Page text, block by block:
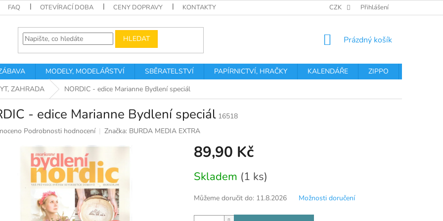
FAQ OTEVÍRACÍ DOBA CENY DOPRAVY KONTAKTY PODMÍNKY OCHRANY OSOBNÍCH
CZK Přihlášení
HLEDAT
NÁKUPNÍ
Prázdný košík
MODELY, MODELÁŘSTVÍ SBĚRATELSTVÍ PAPÍRNICTVÍ, HRAČKY KALENDÁŘE ZIPPO
ZAHRADA NORDIC - edice Marianne Bydlení speciál
- edice Marianne Bydlení speciál 16518
Podrobnosti hodnocení Značka: BURDA MEDIA EXTRA
89,90 Kč
cena:
Skladem (1 ks)
Můžeme doručit do: 11.8.2026 Možnosti doručení